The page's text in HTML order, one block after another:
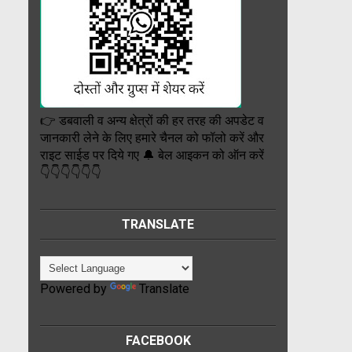
👉 डबवाली व अन्य क्षेत्रों की हर तरह की अपडेट व
जानकारी लेने के लिए हमारे चैनल को फॉलो करें और
राइट साईड पर दिये गए 🔔 बेल आइकन को ऑन करें
👇👇👇👇👇👇
TRANSLATE
Powered by Translate
FACEBOOK